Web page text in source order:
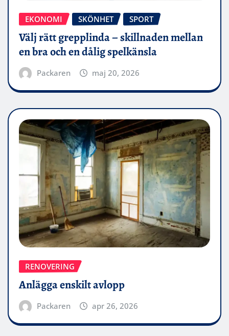
EKONOMI SKÖNHET SPORT
Välj rätt grepplinda – skillnaden mellan
en bra och en dålig spelkänsla
Packaren maj 20, 2026
RENOVERING
Anlägga enskilt avlopp
Packaren apr 26, 2026